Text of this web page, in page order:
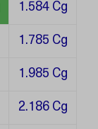
1.584 Cg
1.785 Cg
1.985 Cg
2.186 Cg